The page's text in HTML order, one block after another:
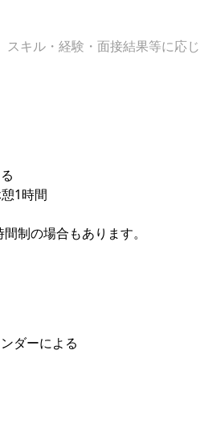
スキル・経験・面接結果等に応
1時間
制の場合もあります。
ダーによる